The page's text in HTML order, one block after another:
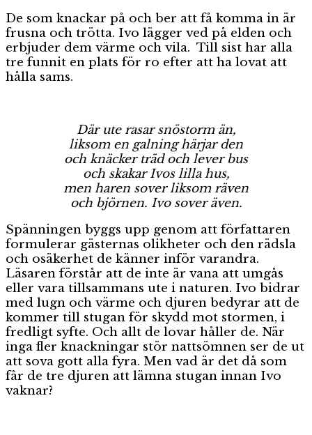
De som knackar på och ber att få komma in är
frusna och trötta. Ivo lägger ved på elden och
erbjuder dem värme och vila. Till sist har alla
tre funnit en plats för ro efter att ha lovat att
hålla sams.
Där ute rasar snöstorm än,
liksom en galning härjar den
och knäcker träd och lever bus
och skakar Ivos lilla hus,
men haren sover liksom räven
och björnen. Ivo sover även.
Spänningen byggs upp genom att författaren
formulerar gästernas olikheter och den rädsla
och osäkerhet de känner inför varandra.
Läsaren förstår att de inte är vana att umgås
eller vara tillsammans ute i naturen. Ivo bidrar
med lugn och värme och djuren bedyrar att de
kommer till stugan för skydd mot stormen, i
fredligt syfte. Och allt de lovar håller de. När
inga fler knackningar stör nattsömnen ser de ut
att sova gott alla fyra. Men vad är det då som
får de tre djuren att lämna stugan innan Ivo
vaknar?